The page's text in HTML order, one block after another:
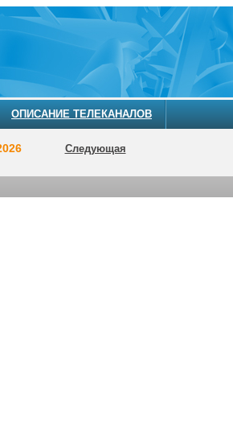
ОПИСАНИЕ ТЕЛЕКАНАЛОВ
Следующая